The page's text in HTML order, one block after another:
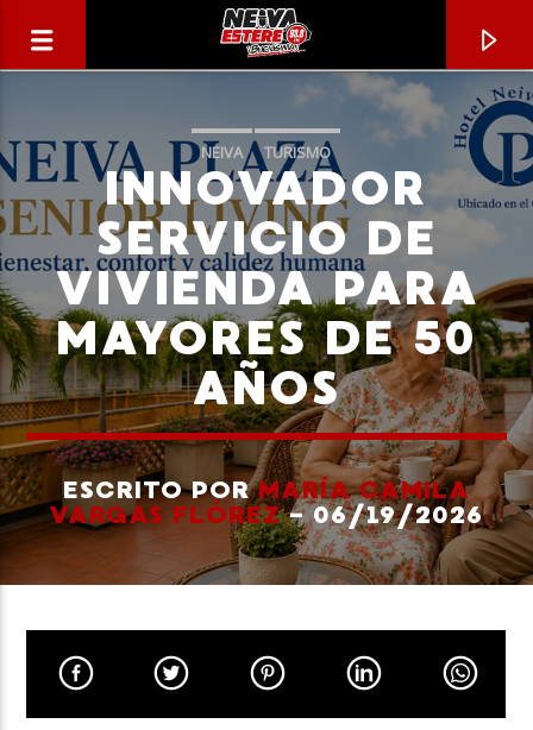
CANCIÓN ACTUAL
TÍTULO
ARTISTA
Neiva Estereo
NEIVA TURISMO
INNOVADOR
SERVICIO DE
VIVIENDA PARA
MAYORES DE 50
AÑOS
ESCRITO PORMARÍA CAMILA
VARGAS FLÓREZ- 06/19/2026